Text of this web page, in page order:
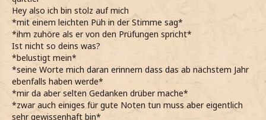
Hey also ich bin stolz auf mich
*mit einem leichten Püh in der Stimme sag*
*ihm zuhöre als er von den Prüfungen spricht*
Ist nicht so deins was?
*belustigt mein*
*seine Worte mich daran erinnern dass das ab nächstem Jahr
ebenfalls haben werde*
*mir da aber selten Gedanken drüber mache*
*zwar auch einiges für gute Noten tun muss aber eigentlich
sehr gewissenhaft bin*